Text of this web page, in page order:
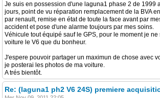
Je suis en possession d'une laguna1 phase 2 de 1999
jours, point de vu réparation remplacement de la BVA
par renault, remise en état de toute la face avant par
accident et pose d'une alarme toujours par mes soins.
Véhicule tout équipé sauf le GPS, pour le moment je
voiture le V6 que du bonheur.
J'espere pouvoir partager un maximun de chose avec
je posterai les photos de ma voiture.
A trés bientôt.
Re: (laguna1 ph2 V6 24S) premiere